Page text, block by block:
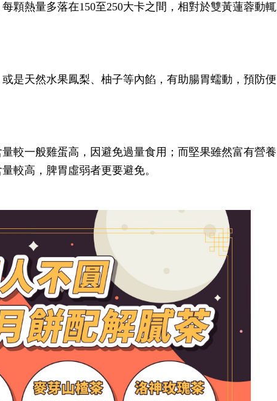
顆熱量多落在150至250大卡之間，相對於雙黃蓮蓉動輒
是天然水果鳳梨、柚子等內餡，有助腸胃蠕動，預防便
較一般雞蛋高，因避免過量食用；而堅果雖然富有營養
較高，脾胃虛弱者更要避免。